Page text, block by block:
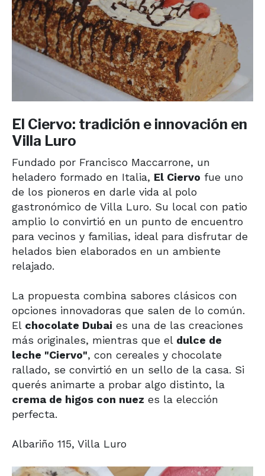
El Ciervo: tradición e innovación en
Villa Luro
Fundado por Francisco Maccarrone, un
heladero formado en Italia, El Ciervo fue uno
de los pioneros en darle vida al polo
gastronómico de Villa Luro. Su local con patio
amplio lo convirtió en un punto de encuentro
para vecinos y familias, ideal para disfrutar de
helados bien elaborados en un ambiente
relajado.
La propuesta combina sabores clásicos con
opciones innovadoras que salen de lo común.
El chocolate Dubai es una de las creaciones
más originales, mientras que el dulce de
leche "Ciervo", con cereales y chocolate
rallado, se convirtió en un sello de la casa. Si
querés animarte a probar algo distinto, la
crema de higos con nuez es la elección
perfecta.
Albariño 115, Villa Luro